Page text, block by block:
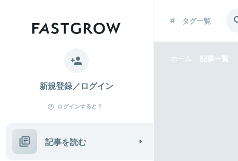
新規登録／ログイン
ログインすると？
記事を読む
タグ一覧
ホーム 記事一覧